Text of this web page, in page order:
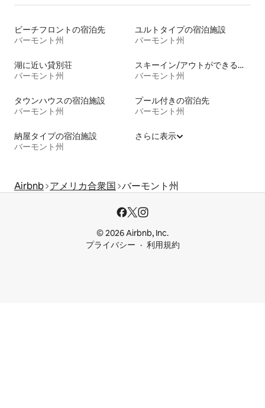
ビーチフロントの宿泊先
バーモント州
ユルトタイプの宿泊施設
バーモント州
湖に近い貸別荘
バーモント州
スキーイン/アウトができる宿泊先
バーモント州
タウンハウスの宿泊施設
バーモント州
プール付きの宿泊先
バーモント州
納屋タイプの宿泊施設
バーモント州
さらに表示
Airbnb アメリカ合衆国 バーモント州
© 2026 Airbnb, Inc.
プライバシー
利用規約